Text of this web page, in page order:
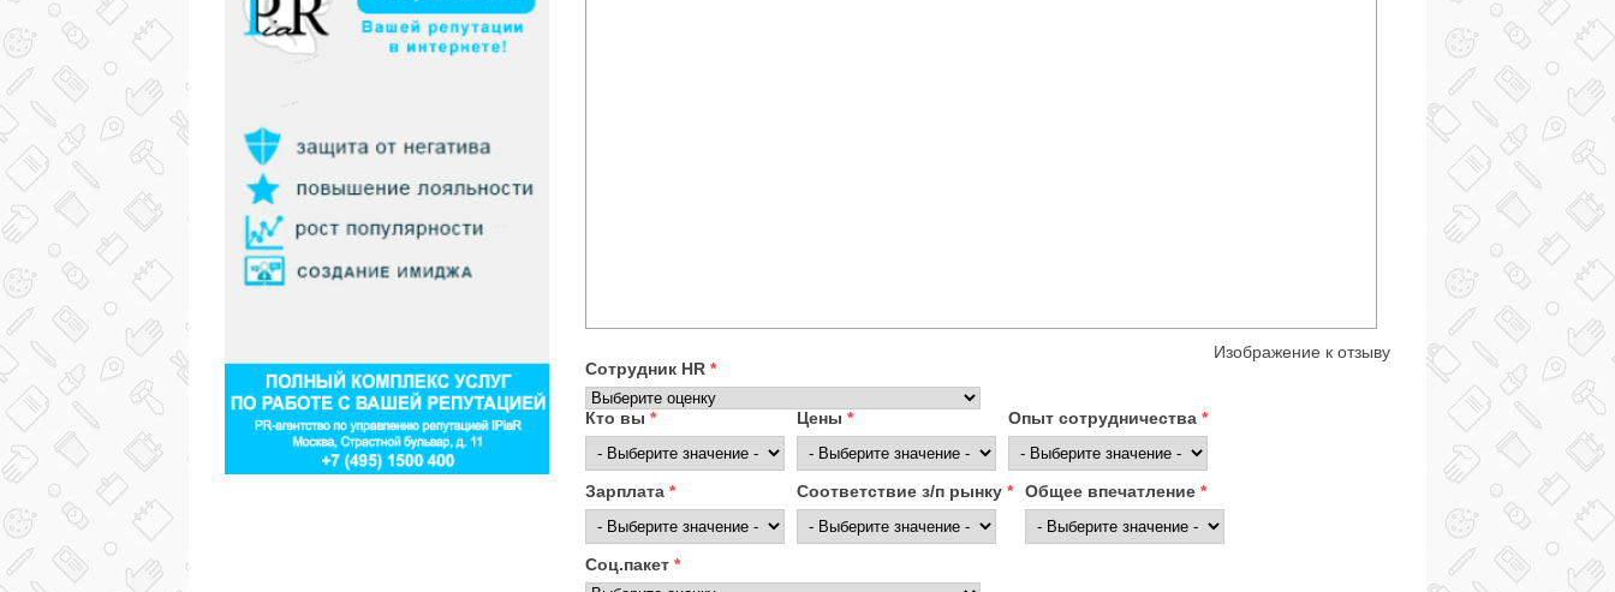
Изображение к отзыву
Сотрудник HR *
Кто вы * Цены * Опыт сотрудничества *
Зарплата * Соответствие з/п рынку * Общее впечатление *
Соц.пакет *